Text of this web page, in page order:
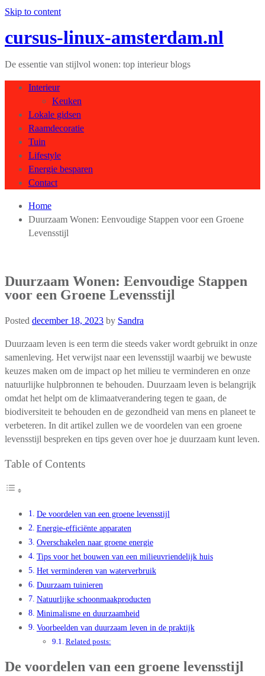
Skip to content
cursus-linux-amsterdam.nl
De essentie van stijlvol wonen: top interieur blogs
Interieur
Keuken
Lokale gidsen
Raamdecoratie
Tuin
Lifestyle
Energie besparen
Contact
Home
Duurzaam Wonen: Eenvoudige Stappen voor een Groene
Levensstijl
Duurzaam Wonen: Eenvoudige Stappen
voor een Groene Levensstijl
Posted december 18, 2023 by Sandra
Duurzaam leven is een term die steeds vaker wordt gebruikt in onze
samenleving. Het verwijst naar een levensstijl waarbij we bewuste
keuzes maken om de impact op het milieu te verminderen en onze
natuurlijke hulpbronnen te behouden. Duurzaam leven is belangrijk
omdat het helpt om de klimaatverandering tegen te gaan, de
biodiversiteit te behouden en de gezondheid van mens en planeet te
verbeteren. In dit artikel zullen we de voordelen van een groene
levensstijl bespreken en tips geven over hoe je duurzaam kunt leven.
Table of Contents
De voordelen van een groene levensstijl
Energie-efficiënte apparaten
Overschakelen naar groene energie
Tips voor het bouwen van een milieuvriendelijk huis
Het verminderen van waterverbruik
Duurzaam tuinieren
Natuurlijke schoonmaakproducten
Minimalisme en duurzaamheid
Voorbeelden van duurzaam leven in de praktijk
Related posts:
De voordelen van een groene levensstijl